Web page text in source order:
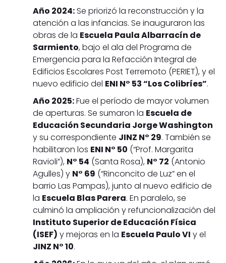
Año 2024:Se priorizó la reconstrucción y la
atención a las infancias. Se inauguraron las
obras de la Escuela Paula Albarracín de
Sarmiento, bajo el ala del Programa de
Emergencia para la Refacción Integral de
Edificios Escolares Post Terremoto (PERIET), y el
nuevo edificio del ENI N° 53 “Los Colibríes”.
Año 2025:Fue el período de mayor volumen
de aperturas. Se sumaron la Escuela de
Educación Secundaria Jorge Washington
y su correspondiente JINZ N° 29. También se
habilitaron los ENI N° 50 (“Prof. Margarita
Ravioli”), N° 54 (Santa Rosa), N° 72 (Antonio
Agulles) y N° 69 (“Rinconcito de Luz” en el
barrio Las Pampas), junto al nuevo edificio de
la Escuela Blas Parera. En paralelo, se
culminó la ampliación y refuncionalización del
Instituto Superior de Educación Física
(ISEF) y mejoras en la Escuela Paulo VI y el
JINZ N° 10.